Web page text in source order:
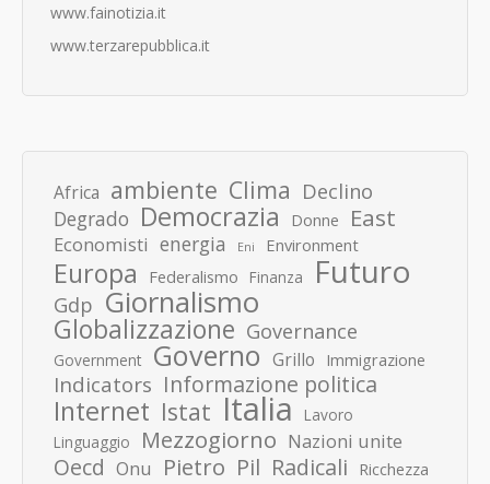
www.fainotizia.it
www.terzarepubblica.it
Africa ambiente Clima Declino
Degrado Democrazia Donne East
Economisti energia Eni Environment
Europa Federalismo Finanza Futuro
Gdp Giornalismo
Globalizzazione Governance
Government Governo Grillo Immigrazione
Indicators Informazione politica
Internet Istat Italia
Lavoro
Linguaggio
Mezzogiorno Nazioni unite
Oecd Onu Pietro Pil Radicali Ricchezza